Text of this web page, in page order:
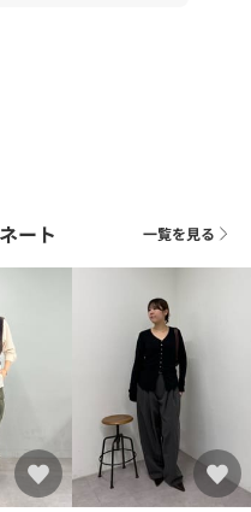
ます。
って見える場合がありま
を◆
カラーを選んでお気に入り
の再入荷、セール情報など
ート 一覧を見る